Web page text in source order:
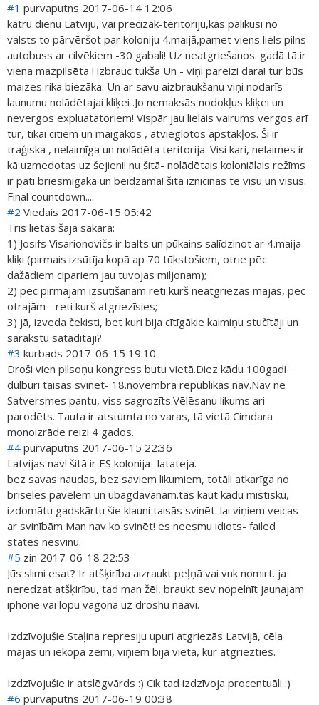
#1 purvaputns 2017-06-14 12:06
katru dienu Latviju, vai precīzāk-teritoriju,kas palikusi no
valsts to pārvēršot par koloniju 4.maijā,pamet viens liels pilns
autobuss ar cilvēkiem -30 gabali! Uz neatgriešanos. gadā tā ir
viena mazpilsēta ! izbrauc tukša Un - viņi pareizi dara! tur būs
maizes rika biezāka. Un ar savu aizbraukšanu viņi nodarīs
launumu nolādētajai kliķei .Jo nemaksās nodokļus kliķei un
nevergos expluatatoriem! Vispār jau lielais vairums vergos arī
tur, tikai citiem un maigākos , atvieglotos apstākļos. Šī ir
traģiska , nelaimīga un nolādēta teritorija. Visi kari, nelaimes ir
kā uzmedotas uz šejieni! nu šitā- nolādētais koloniālais režīms
ir pati briesmīgākā un beidzamā! šitā iznīcinās te visu un visus.
Final countdown....
#2 Viedais 2017-06-15 05:42
Trīs lietas šajā sakarā:
1) Josifs Visarionovičs ir balts un pūkains salīdzinot ar 4.maija
kliķi (pirmais izsūtīja kopā ap 70 tūkstošiem, otrie pēc
dažādiem cipariem jau tuvojas miljonam);
2) pēc pirmajām izsūtīšanām reti kurš neatgriezās mājās, pēc
otrajām - reti kurš atgriezīsies;
3) jā, izveda čekisti, bet kuri bija cītīgākie kaimiņu stučītāji un
sarakstu satādītāji?
#3 kurbads 2017-06-15 19:10
Droši vien pilsoņu kongress butu vietā.Diez kādu 100gadi
dulburi taisās svinet- 18.novembra republikas nav.Nav ne
Satversmes pantu, viss sagrozīts.Vēlēsanu likums ari
parodēts..Tauta ir atstumta no varas, tā vietā Cimdara
monoizrāde reizi 4 gados.
#4 purvaputns 2017-06-15 22:36
Latvijas nav! šitā ir ES kolonija -latateja.
bez savas naudas, bez saviem likumiem, totāli atkarīga no
briseles pavēlēm un ubagdāvanām.tās kaut kādu mistisku,
izdomātu gadskārtu šie klauni taisās svinēt. lai viņiem veicas
ar svinībām Man nav ko svinēt! es neesmu idiots- failed
states nesvinu.
#5 zin 2017-06-18 22:53
Jūs slimi esat? Ir atšķirība aizraukt peļņā vai vnk nomirt. ja
neredzat atšķirību, tad man žēl, braukt sev nopelnīt jaunajam
iphone vai lopu vagonā uz droshu naavi.
Izdzīvojušie Staļina represiju upuri atgriezās Latvijā, cēla
mājas un iekopa zemi, viņiem bija vieta, kur atgriezties.
Izdzīvojušie ir atslēgvārds :) Cik tad izdzīvoja procentuāli :)
#6 purvaputns 2017-06-19 00:38